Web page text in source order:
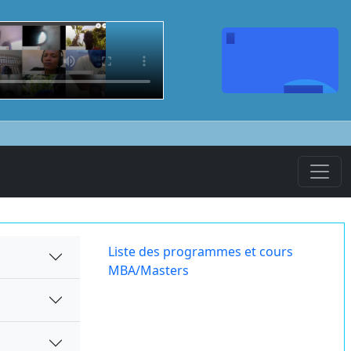
Liste des programmes et cours
MBA/Masters